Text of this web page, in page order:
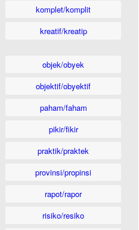
komplet/komplit
kreatif/kreatip
objek/obyek
objektif/obyektif
paham/faham
pikir/fikir
praktik/praktek
provinsi/propinsi
rapot/rapor
risiko/resiko